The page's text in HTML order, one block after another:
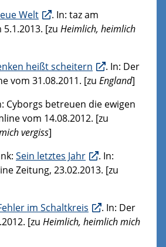
Welt
. In: taz am
[zu Heimlich, heimlich
heißt scheitern
. In: Der
vom 31.08.2011. [zu England]
Cyborgs betreuen die ewigen
vom 14.08.2012. [zu
vergiss]
Sein letztes Jahr
. In:
Zeitung, 23.02.2013. [zu
im Schaltkreis
. In: Der
[zu Heimlich, heimlich mich